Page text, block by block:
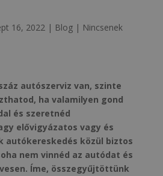
16, 2022| Blog| Nincsenek
autószerviz van, szinte
ha valamilyen gond
és szeretnéd
elővigyázatos vagy és
autókereskedés közül biztos
nem vinnéd az autódat és
Íme, összegyűjtöttünk